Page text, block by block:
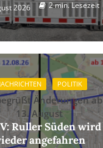
2026 2 min. Lesezeit
POLITIK
Änderungen ab
13. August
Ruller Süden wird
angefahren